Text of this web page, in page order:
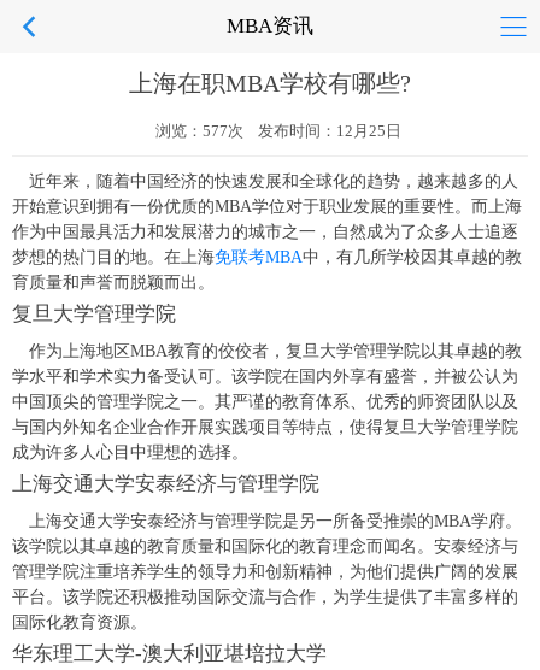
MBA资讯
上海在职MBA学校有哪些?
浏览：577次 发布时间：12月25日
近年来，随着中国经济的快速发展和全球化的趋势，越来越多的人
开始意识到拥有一份优质的MBA学位对于职业发展的重要性。而上海
作为中国最具活力和发展潜力的城市之一，自然成为了众多人士追逐
梦想的热门目的地。在上海免联考MBA中，有几所学校因其卓越的教
育质量和声誉而脱颖而出。
复旦大学管理学院
作为上海地区MBA教育的佼佼者，复旦大学管理学院以其卓越的教
学水平和学术实力备受认可。该学院在国内外享有盛誉，并被公认为
中国顶尖的管理学院之一。其严谨的教育体系、优秀的师资团队以及
与国内外知名企业合作开展实践项目等特点，使得复旦大学管理学院
成为许多人心目中理想的选择。
上海交通大学安泰经济与管理学院
上海交通大学安泰经济与管理学院是另一所备受推崇的MBA学府。
该学院以其卓越的教育质量和国际化的教育理念而闻名。安泰经济与
管理学院注重培养学生的领导力和创新精神，为他们提供广阔的发展
平台。该学院还积极推动国际交流与合作，为学生提供了丰富多样的
国际化教育资源。
华东理工大学-澳大利亚堪培拉大学